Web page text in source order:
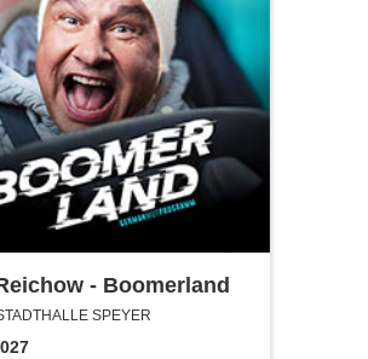
- Boomerland
SPEYER